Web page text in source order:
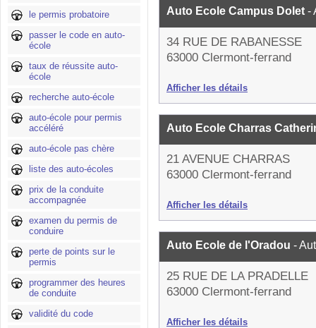
le permis probatoire
passer le code en auto-
école
taux de réussite auto-
école
recherche auto-école
auto-école pour permis
accéléré
auto-école pas chère
liste des auto-écoles
prix de la conduite
accompagnée
examen du permis de
conduire
perte de points sur le
permis
programmer des heures
de conduite
validité du code
Auto Ecole Campus Dolet -
34 RUE DE RABANESSE
63000 Clermont-ferrand
Afficher les détails
Auto Ecole Charras
21 AVENUE CHARRAS
63000 Clermont-ferrand
Afficher les détails
Auto Ecole de l'Oradou -
25 RUE DE LA PRADELLE
63000 Clermont-ferrand
Afficher les détails